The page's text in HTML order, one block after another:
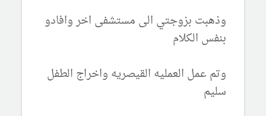
وذهبت بزوجتي الى مستشفى اخر وافادو
بنفس الكلام
وتم عمل العمليه القيصريه واخراج الطفل
سليم